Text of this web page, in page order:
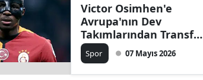
Victor Osimhen'e
Avrupa'nın Dev
Takımlarından Transfer
Teklifi Geldi Mi?
Spor 07 Mayıs 2026